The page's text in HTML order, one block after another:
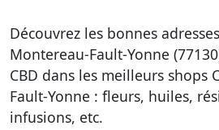
Découvrez les bonnes
Montereau-Fault-Yonne
CBD dans les meilleurs shops
Fault-Yonne : fleurs, huiles,
infusions, etc.